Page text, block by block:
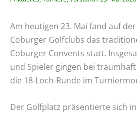
Am heutigen 23. Mai fand auf
Coburger Golfclubs das
Coburger Convents statt.
und Spieler gingen bei
die 18-Loch-Runde im
Der Golfplatz präsentierte sich